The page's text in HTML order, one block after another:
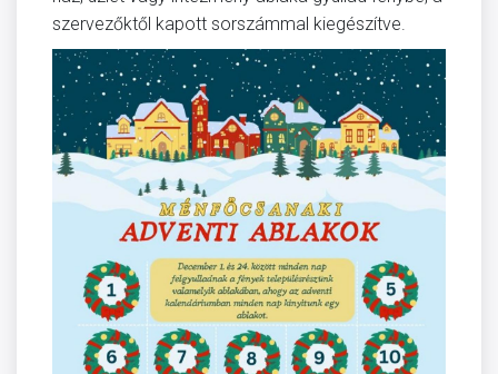
szervezőktől kapott sorszámmal kiegészítve.